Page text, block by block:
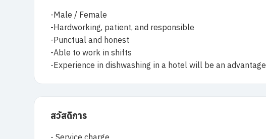
-Male / Female
-Hardworking, patient, and responsible
-Punctual and honest
-Able to work in shifts
-Experience in dishwashing in a hotel will be an advantage
สวัสดิการ